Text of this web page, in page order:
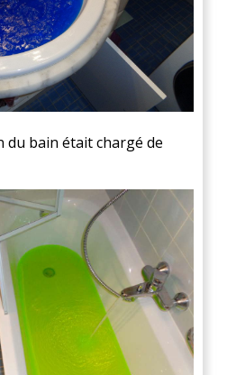
du bain était chargé de